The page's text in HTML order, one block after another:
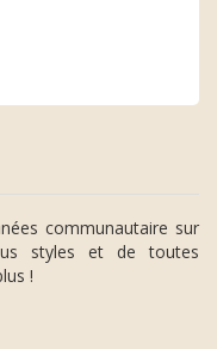
communautaire sur
styles et de toutes
!